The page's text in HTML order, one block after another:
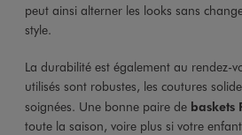
peut ainsi alterner les looks sans
style.
La durabilité est également au rendez-
utilisés sont robustes, les coutures
soignées. Une bonne paire de baskets
toute la saison, voire plus si votre